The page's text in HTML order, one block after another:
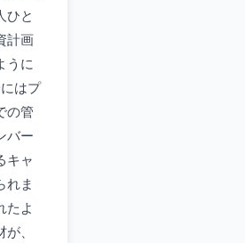
ひと
計画
うに
はプ
の管
バー
キャ
れま
たよ
、